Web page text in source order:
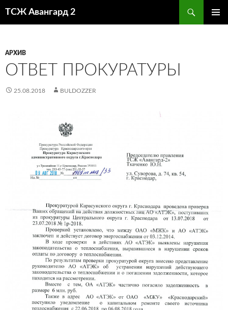
ТСЖ Авангард 2
АРХИВ
ОТВЕТ ПРОКУРАТУРЫ
25.08.2018 BULDOZZER